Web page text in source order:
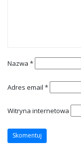
Nazwa *
Adres email *
Witryna internetowa